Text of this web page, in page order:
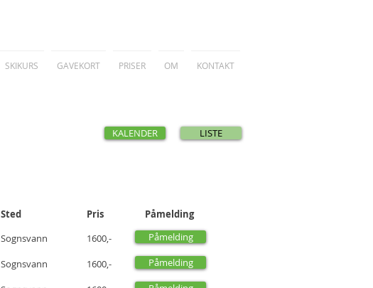
SKIKURS GAVEKORT PRISER OM KONTAKT
KALENDER LISTE
Påmelding
Pris
Sted
Påmelding
Sognsvann
Sognsvann
1600,-
1600,-
Påmelding